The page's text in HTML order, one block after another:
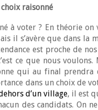
raisonné
à voter ? En théorie
il s’avère que dans la
est proche de nos
ce que nous voulons.
qui au final prendra
dans un choix de
d’un village, il est
des candidats. On